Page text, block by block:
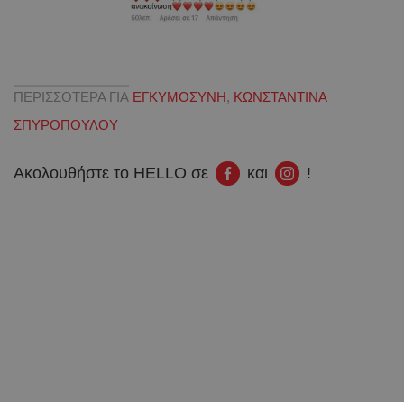
ΠΕΡΙΣΣΟΤΕΡΑ ΓΙΑ ΕΓΚΥΜΟΣΥΝΗ, ΚΩΝΣΤΑΝΤΙΝΑ
ΣΠΥΡΟΠΟΥΛΟΥ
Ακολουθήστε το HELLO σε και !